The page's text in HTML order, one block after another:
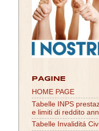
PAGINE
HOME PAGE
Tabelle INPS
e limiti di reddito
Tabelle Invaliditá